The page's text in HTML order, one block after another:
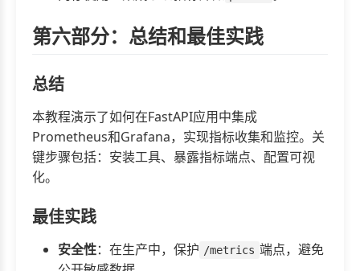
第六部分：总结和最佳实践
总结
本教程演示了如何在FastAPI应用中集成
Prometheus和Grafana，实现指标收集和监控。关
键步骤包括：安装工具、暴露指标端点、配置可视
化。
最佳实践
安全性：在生产中，保护 /metrics 端点，避免